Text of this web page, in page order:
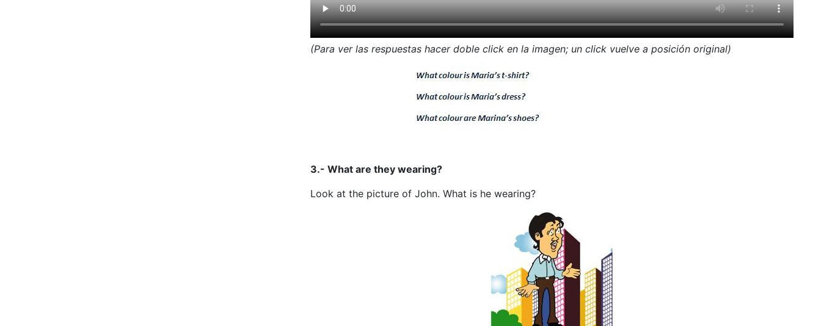
(Para ver las respuestas hacer doble clicken la imagen; un click vuelve a posición original)
3.- What are they wearing?
Look at the picture of John. What is he wearing?